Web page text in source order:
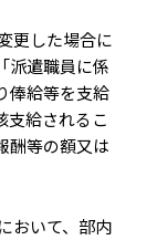
更した場合に
派遣職員に係
俸給等を支給
支給されるこ
酬等の額又は
おいて、部内